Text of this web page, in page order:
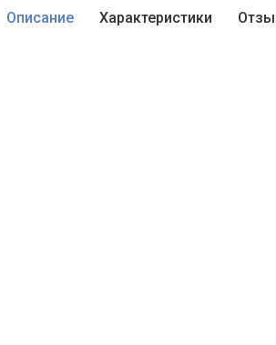
Описание Характеристики